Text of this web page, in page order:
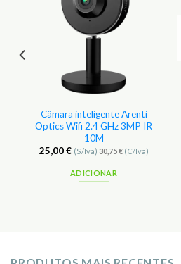
Câmara inteligente Arenti
Optics Wifi 2.4 GHz 3MP IR
10M
25,00€ (S/Iva) 30,75€(C/Iva)
ADICIONAR